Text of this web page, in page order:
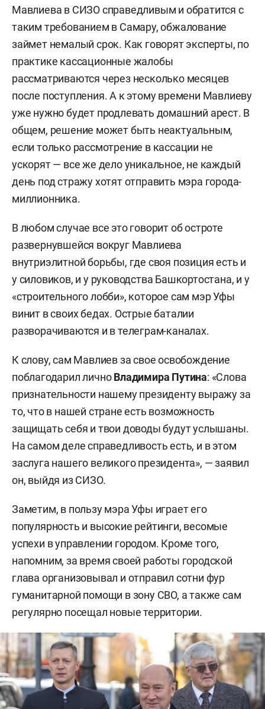
Мавлиева в СИЗО справедливым и обратится с
таким требованием в Самару, обжалование
займет немалый срок. Как говорят эксперты, по
практике кассационные жалобы
рассматриваются через несколько месяцев
после поступления. А к этому времени Мавлиеву
уже нужно будет продлевать домашний арест. В
общем, решение может быть неактуальным,
если только рассмотрение в кассации не
ускорят — все же дело уникальное, не каждый
день под стражу хотят отправить мэра города-
миллионника.
В любом случае все это говорит об остроте
развернувшейся вокруг Мавлиева
внутриэлитной борьбы, где своя позиция есть и
у силовиков, и у руководства Башкортостана, и у
«строительного лобби», которое сам мэр Уфы
винит в своих бедах. Острые баталии
разворачиваются и в телеграм-каналах.
К слову, сам Мавлиев за свое освобождение
поблагодарил личноВладимира Путина: «Слова
признательности нашему президенту выражу за
то, что в нашей стране есть возможность
защищать себя и твои доводы будут услышаны.
На самом деле справедливость есть, и в этом
заслуга нашего великого президента», — заявил
он, выйдя из СИЗО.
Заметим, в пользу мэра Уфы играет его
популярность и высокие рейтинги, весомые
успехи в управлении городом. Кроме того,
напомним, за время своей работы городской
глава организовывал и отправил сотни фур
гуманитарной помощи в зону СВО, а также сам
регулярно посещал новые территории.